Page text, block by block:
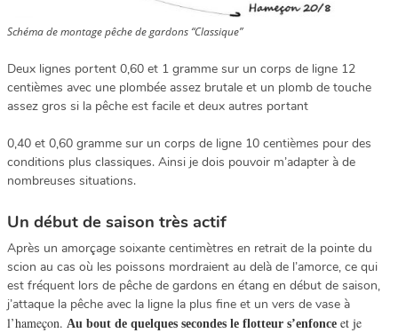
Schéma de montage pêche de gardons “Classique”
Deux lignes portent 0,60 et 1 gramme sur un corps de ligne 12
centièmes avec une plombée assez brutale et un plomb de touche
assez gros si la pêche est facile et deux autres portant
0,40 et 0,60 gramme sur un corps de ligne 10 centièmes pour des
conditions plus classiques. Ainsi je dois pouvoir m’adapter à de
nombreuses situations.
Un début de saison très actif
Après un amorçage soixante centimètres en retrait de la pointe du
scion au cas où les poissons mordraient au delà de l’amorce, ce qui
est fréquent lors de pêche de gardons en étang en début de saison,
j’attaque la pêche avec la ligne la plus fine et un vers de vase à
l’hameçon. Au bout de quelques secondes le flotteur s’enfonce et je